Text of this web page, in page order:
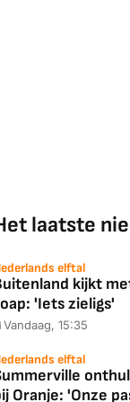
laatste
elftal
kijkt
'Iets zieligs'
Vandaag, 15:35
elftal
Oranje: 'Onze